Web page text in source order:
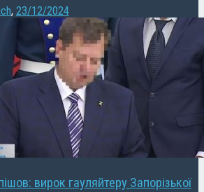
, 23/12/2024
вирок гауляйтеру Запорізької